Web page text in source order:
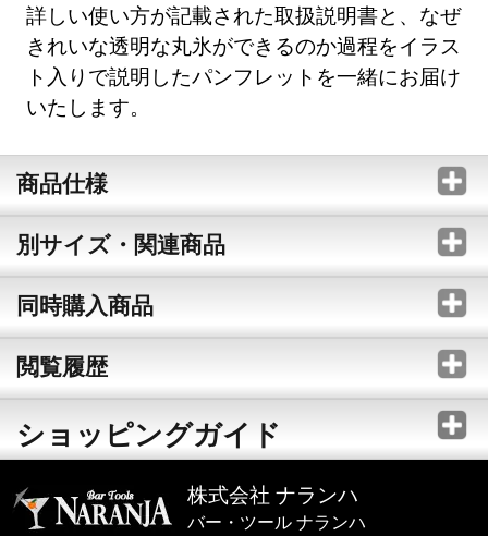
詳しい使い方が記載された取扱説明書と、なぜ
きれいな透明な丸氷ができるのか過程をイラス
ト入りで説明したパンフレットを一緒にお届け
いたします。
商品仕様
別サイズ・関連商品
同時購入商品
閲覧履歴
ショッピングガイド
株式会社 ナランハ
バー・ツール ナランハ